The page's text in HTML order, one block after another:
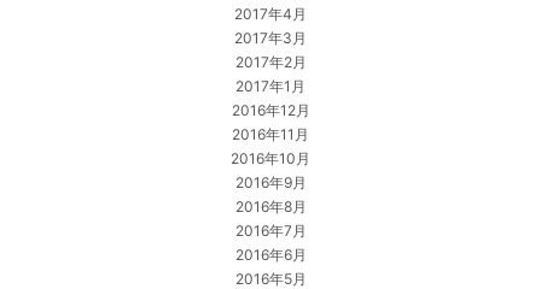
2017年4月
2017年3月
2017年2月
2017年1月
2016年12月
2016年11月
2016年10月
2016年9月
2016年8月
2016年7月
2016年6月
2016年5月